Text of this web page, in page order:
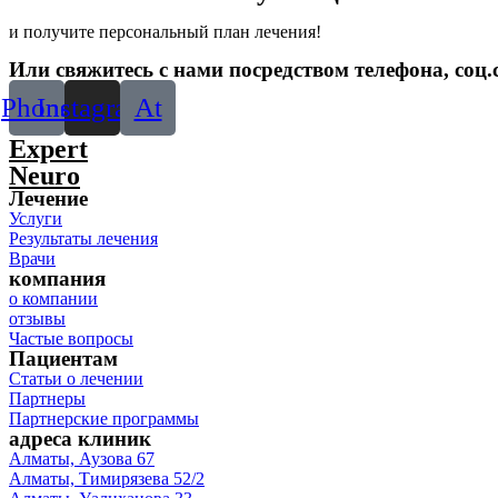
и получите персональный план лечения!
Или свяжитесь с нами посредством телефона,
PhoneInstagramAt
Expert
Neuro
Лечение
Услуги
Результаты лечения
Врачи
компания
о компании
отзывы
Частые вопросы
Пациентам
Статьи о лечении
Партнеры
Партнерские программы
адреса клиник
Алматы, Аузова 67
Алматы, Тимирязева 52/2